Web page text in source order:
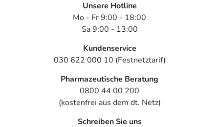
an Ihren Arzt oder Apotheker.
Für die Information an dieser Stelle werden vor allem
einem von 1.000 behandelten Patienten auftreten.
Anwendungshinweise
Nehmen Sie das Arzneimittel mit Flüssigkeit (z.B. 1 Glas
Unsere Hotline
Mo - Fr 9:00 - 18:00
Sa 9:00 - 13:00
Kundenservice
030 622 000 10 (Festnetztarif)
Pharmazeutische Beratung
0800 44 00 200
(kostenfrei aus dem dt. Netz)
Schreiben Sie uns